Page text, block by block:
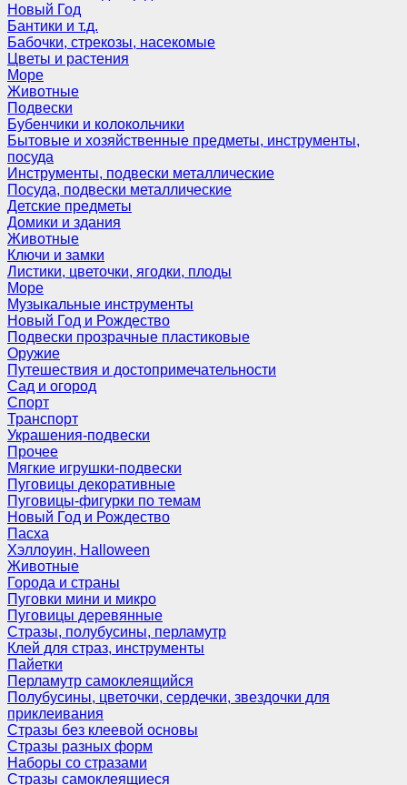
Новый Год
Бантики и т.д.
Бабочки, стрекозы, насекомые
Цветы и растения
Море
Животные
Подвески
Бубенчики и колокольчики
Бытовые и хозяйственные предметы, инструменты,
посуда
Инструменты, подвески металлические
Посуда, подвески металлические
Детские предметы
Домики и здания
Животные
Ключи и замки
Листики, цветочки, ягодки, плоды
Море
Музыкальные инструменты
Новый Год и Рождество
Подвески прозрачные пластиковые
Оружие
Путешествия и достопримечательности
Сад и огород
Спорт
Транспорт
Украшения-подвески
Прочее
Мягкие игрушки-подвески
Пуговицы декоративные
Пуговицы-фигурки по темам
Новый Год и Рождество
Пасха
Хэллоуин, Halloween
Животные
Города и страны
Пуговки мини и микро
Пуговицы деревянные
Стразы, полубусины, перламутр
Клей для страз, инструменты
Пайетки
Перламутр самоклеящийся
Полубусины, цветочки, сердечки, звездочки для
приклеивания
Стразы без клеевой основы
Стразы разных форм
Наборы со стразами
Стразы самоклеящиеся